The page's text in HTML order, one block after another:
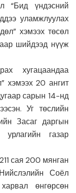
“Бид үндэсний
уламжлуулах
хэмээх төсөл
шийдээд нүүж
хугацаандаа
хэмээх 20 ангит
сарын 14-нд
Уг төслийн
Засаг даргын
газар
сая 200 мянган
Соёл
өнгөрсөн